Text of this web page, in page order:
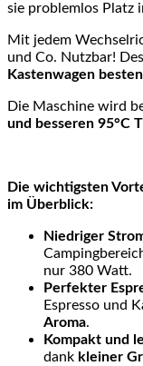
sie problemlos Platz
Mit jedem
und Co. Nutzbar!
Kastenwagen
Die Maschine wird
und besseren 95°C
Die wichtigsten
im Überblick:
Niedriger
nur 380 Watt.
Perfekter
Espresso und
Aroma.
Kompakt und
dank kleiner